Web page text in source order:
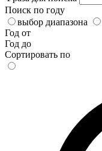
Поиск по году
выбор диапазона
Год от
Год до
Сортировать по